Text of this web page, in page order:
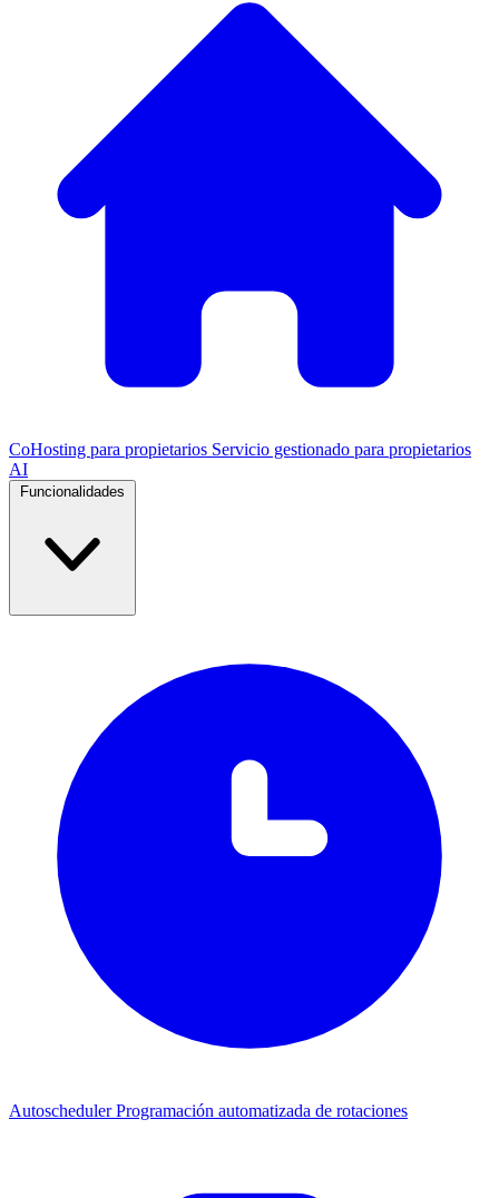
CoHosting para propietarios Servicio gestionado para propietarios
AI
AutoschedulerProgramación automatizada de rotaciones